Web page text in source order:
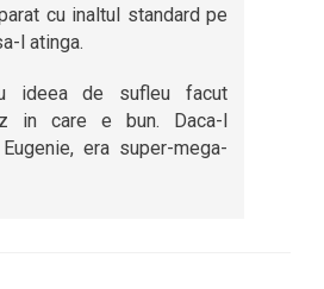
cu inaltul standard pe
l atinga.
ideea de sufleu facut
in care e bun. Daca-l
era super-mega-